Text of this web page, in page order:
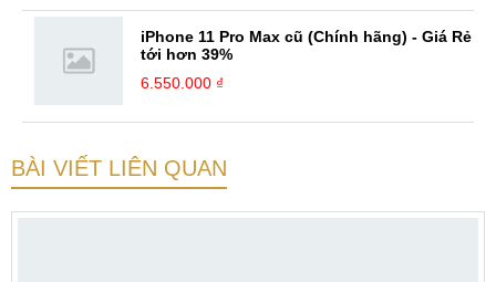
iPhone 11 Pro Max cũ (Chính hãng) - Giá Rẻ
tới hơn 39%
6.550.000 ₫
BÀI VIẾT LIÊN QUAN